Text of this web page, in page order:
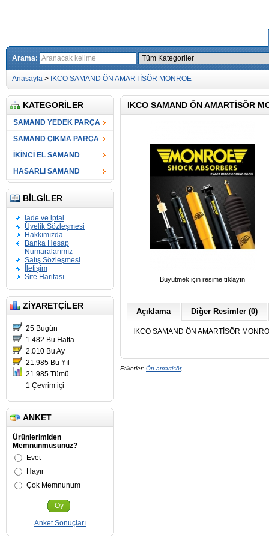
Arama:
Anasayfa > IKCO SAMAND ÖN AMARTİSÖR MONROE
KATEGORILER
SAMAND YEDEK PARÇA
SAMAND ÇIKMA PARÇA
İKİNCİ EL SAMAND
HASARLI SAMAND
BILGILER
İade ve iptal
Üyelik Sözleşmesi
Hakkımızda
Banka Hesap
Numaralarımız
Satış Sözleşmesi
İletişim
Site Haritası
ZIYARETÇILER
25 Bugün
1.482 Bu Hafta
2.010 Bu Ay
21.985 Bu Yıl
21.985 Tümü
1 Çevrim içi
ANKET
Ürünlerimiden
Memnunmusunuz?
Evet
Hayır
Çok Memnunum
Oy
Anket Sonuçları
IKCO SAMAND ÖN AMARTİSÖR
Büyütmek için resime tıklayın
Açıklama Diğer Resimler (0)
IKCO SAMAND ÖN AMARTİSÖR
Etiketler: Ön amartisör,